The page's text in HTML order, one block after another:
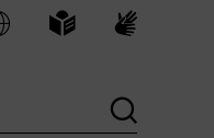
Sprache wählen
Leichte Sprache